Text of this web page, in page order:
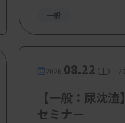
一般
2026. 08.22（土） -
【一般：尿沈
セミナー